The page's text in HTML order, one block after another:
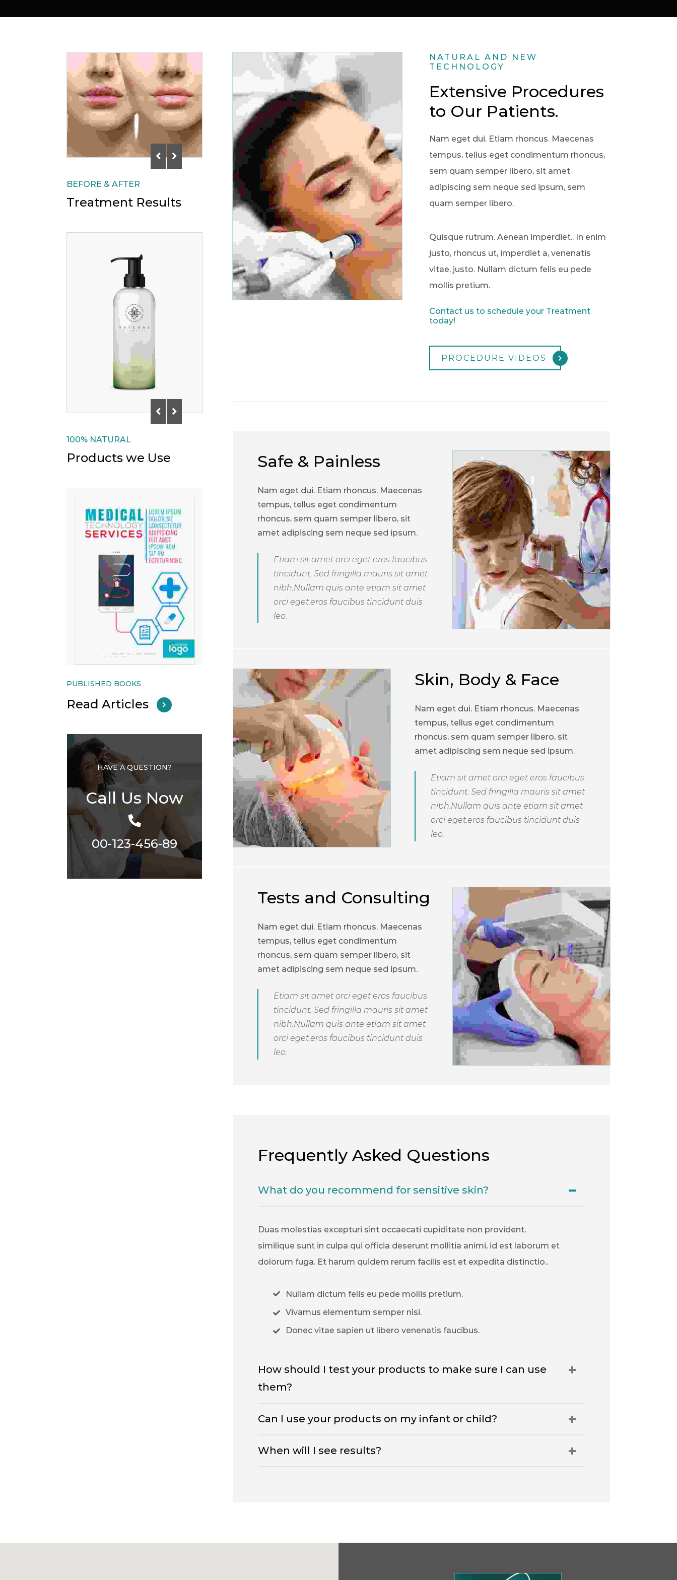
BEFORE & AFTER
Treatment Results
100% NATURAL
Products we Use
PUBLISHED BOOKS
Read Articles
HAVE A QUESTION?
Call Us Now
00-123-456-89
NATURAL AND NEW
TECHNOLOGY
Extensive Procedures
to Our Patients.
Nam eget dui. Etiam rhoncus. Maecenas
tempus, tellus eget condimentum rhoncus,
sem quam semper libero, sit amet
adipiscing sem neque sed ipsum, sem
quam semper libero.
Quisque rutrum. Aenean imperdiet.. In enim
justo, rhoncus ut, imperdiet a, venenatis
vitae, justo. Nullam dictum felis eu pede
mollis pretium.
Contact us to schedule your Treatment
today!
PROCEDURE VIDEOS
Safe & Painless
Nam eget dui. Etiam rhoncus. Maecenas
tempus, tellus eget condimentum
rhoncus, sem quam semper libero, sit
amet adipiscing sem neque sed ipsum.
Etiam sit amet orci eget eros faucibus
tincidunt. Sed fringilla mauris sit amet
nibh.Nullam quis ante etiam sit amet
orci eget.eros faucibus tincidunt duis
leo.
Skin, Body & Face
Nam eget dui. Etiam rhoncus. Maecenas
tempus, tellus eget condimentum
rhoncus, sem quam semper libero, sit
amet adipiscing sem neque sed ipsum.
Etiam sit amet orci eget eros faucibus
tincidunt. Sed fringilla mauris sit amet
nibh.Nullam quis ante etiam sit amet
orci eget.eros faucibus tincidunt duis
leo.
Tests and Consulting
Nam eget dui. Etiam rhoncus. Maecenas
tempus, tellus eget condimentum
rhoncus, sem quam semper libero, sit
amet adipiscing sem neque sed ipsum.
Etiam sit amet orci eget eros faucibus
tincidunt. Sed fringilla mauris sit amet
nibh.Nullam quis ante etiam sit amet
orci eget.eros faucibus tincidunt duis
leo.
Frequently Asked Questions
What do you recommend for sensitive skin?
Duas molestias excepturi sint occaecati cupiditate non provident,
similique sunt in culpa qui officia deserunt mollitia animi, id est laborum et
dolorum fuga. Et harum quidem rerum facilis est et expedita distinctio..
Nullam dictum felis eu pede mollis pretium.
Vivamus elementum semper nisi.
Donec vitae sapien ut libero venenatis faucibus.
How should I test your products to make sure I can use
them?
Can I use your products on my infant or child?
When will I see results?